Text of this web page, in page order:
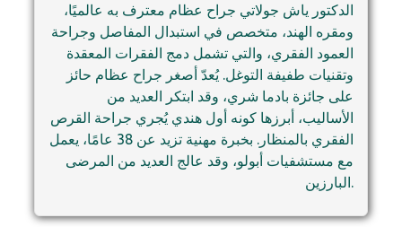
الدكتور ياش جولاتي جراح عظام معترف به عالميًا،
ومقره الهند، متخصص في استبدال المفاصل وجراحة
العمود الفقري، والتي تشمل دمج الفقرات المعقدة
وتقنيات طفيفة التوغل. يُعدّ أصغر جراح عظام حائز
على جائزة بادما شري، وقد ابتكر العديد من
الأساليب، أبرزها كونه أول هندي يُجري جراحة القرص
الفقري بالمنظار. بخبرة مهنية تزيد عن 38 عامًا، يعمل
مع مستشفيات أبولو، وقد عالج العديد من المرضى
البارزين.